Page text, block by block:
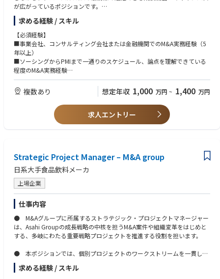
が広がっているポジションです。
【具体的な仕事内容】
■M&A戦略立案・ターゲット選定（業界・市場分析、候補企業抽出・評
価）
■案件ソーシング・初期交渉（候補企業発掘、初期アプローチ、NDA締結
等）
■外部アドバイザー（FA、証券会社、弁護士等）との連携
整理・分析）
■バリュエーション・スキーム設計（企業価値評価、取得スキーム設計）
■契約交渉・クロージング対応（契約条件交渉、契約書作成・レビュー、
社内承認、資金移動・登記）
■PMI（統合計画・実行管理）、買収後のグループ組織提案
■経営層や海外拠点と連携しながら、ダイナミックな環境で挑戦できる経
験
■財務・法務・ビジネスの総合的な知見
■多様な部門・外部専門家との連携・調整力
■グローバルコミュニケーションスキル
■本人の意欲や成果次第で、将来的にはM&Aプロジェクトのリーダーやグ
ループ全体の戦略立案など、
より大きな役割にチャレンジできる可能性もあります
求める経験 / スキル
【必須経験】
■事業会社、コンサルティング会社または金融機関でのM&A実務経験（5
年以上）
■ソーシングからPMIまで一通りのスケジュール、論点を理解できている
程度のM&A実務経験
■上記仕事内容において、基本的なプロセスにおいては自分で考え、方向
性を決めて、進めていける方
■財務分析・企業価値評価
■論理的思考力と課題解決力
（e.g. テクニカルかつ複雑なM&Aの内容を分かりやすくシンプルにマネジ
メントに説明する資料を作成できる、など）
■ビジネス英語
【歓迎経験・スキル】
■実際にM&A交渉を「補佐」ではなく自分が対面に立って行ったことがあ
る方
■海外（異文化）での生活経験がある方
【歓迎する人物像】
■相手の人種、タイトル、などに囚われず、初対面の相手とも良好な関係
■謙虚な方
複数あり 想定年収 1,000 万円 ~ 1,400 万円
求人エントリー
Strategic Project Manager – M&A group
日系大手食品飲料メーカ
上場企業
仕事内容
● M&Aグループに所属するストラテジック・プロジェクトマネージャー
は、Asahi Groupの成長戦略の中核を担うM&A案件や組織変革をはじめと
する、多岐にわたる重要戦略プロジェクトを推進する役割を担います。
● 本ポジションでは、個別プロジェクトのワークストリームを一貫して
リードするとともに、AGH各機能部門、地域統括会社（RHQ）、および事
業会社（BU）と緊密に連携しながら、戦略の実行と組織横断的なアライン
求める経験 / スキル